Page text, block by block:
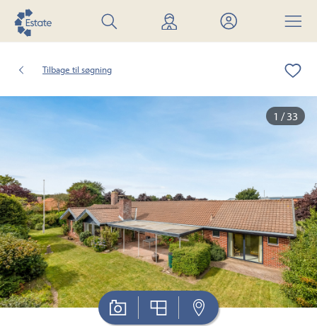
Søg
bolig
Find
mægler
Mit
Estate
Menu
Tilbage til søgning
1 / 33